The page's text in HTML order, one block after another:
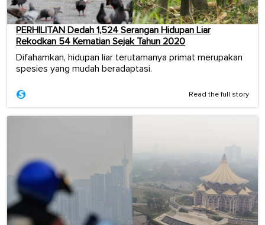
PERHILITAN Dedah 1,524 Serangan Hidupan Liar
Rekodkan 54 Kematian Sejak Tahun 2020
Difahamkan, hidupan liar terutamanya primat merupakan
spesies yang mudah beradaptasi.
Read the full story